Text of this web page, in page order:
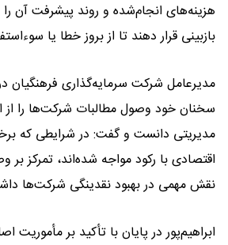
هزینه‌های انجام‌شده و روند پیشرفت آن را
بازبینی قرار دهند تا از بروز خطا یا
مدیرعامل شرکت سرمایه‌گذاری فرهنگیان
سخنان خود وصول مطالبات شرکت‌ها را از
مدیریتی دانست و گفت: در شرایطی که
اقتصادی با رکود مواجه شده‌اند، تمرکز بر
نقش مهمی در بهبود نقدینگی شرکت‌ها
ابراهیم‌پور در پایان با تأکید بر مأموریت